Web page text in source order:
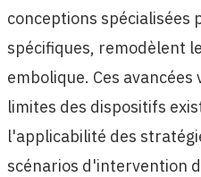
conceptions spécialisées
spécifiques, remodèlent
embolique. Ces
limites des dispositifs
l'applicabilité des
scénarios d'intervention